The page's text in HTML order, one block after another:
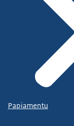
Papiamentu